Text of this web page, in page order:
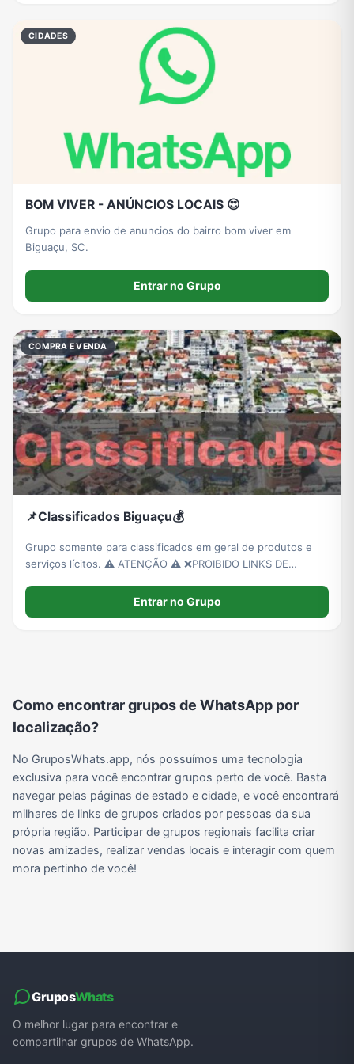
Grupos de Pix do WhatsApp
Grupos de Caminhão no WhatsApp
Grupos de WhatsApp de Roube um Brainrot
CIDADES
BOM VIVER - ANÚNCIOS LOCAIS 😍
Grupo para envio de anuncios do bairro bom viver em
Biguaçu, SC.
Entrar no Grupo
COMPRA E VENDA
📌Classificados Biguaçu💰
Grupo somente para classificados em geral de produtos e
serviços lícitos. ⚠️ ATENÇÃO ⚠️ ❌PROIBIDO LINKS DE
PUBLICAÇÃO. ⚠️ADICIONAR 15 MEMBROS NO GRUPO⚠️
Entrar no Grupo
Como encontrar grupos de WhatsApp por
localização?
No GruposWhats.app, nós possuímos uma tecnologia
exclusiva para você encontrar grupos perto de você. Basta
navegar pelas páginas de estado e cidade, e você encontrará
milhares de links de grupos criados por pessoas da sua
própria região. Participar de grupos regionais facilita criar
novas amizades, realizar vendas locais e interagir com quem
mora pertinho de você!
GruposWhats
O melhor lugar para encontrar e
compartilhar grupos de WhatsApp.